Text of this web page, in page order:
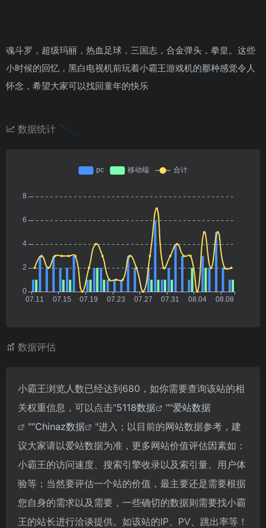
魂斗罗，超级玛丽，热血足球，三国志，合金弹头，拳皇。这些
小时候的回忆，黑白电视机前玩着小霸王游戏机的那种感觉令人
怀念，希望大家可以找回童年的快乐
数据统计
数据评估
小霸王浏览人数已经达到680，如你需要查询该站的相
关权重信息，可以点击"5118数据 ""爱站数据
""Chinaz数据
"进入；以目前的网站数据参考，建
议大家请以爱站数据为准，更多网站价值评估因素如：
小霸王的访问速度、搜索引擎收录以及索引量、用户体
验等；当然要评估一个站的价值，最主要还是需要根据
您自身的需求以及需要，一些确切的数据则需要找小霸
王的站长进行洽谈提供。如该站的IP、PV、跳出率等！